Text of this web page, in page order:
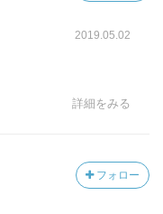
2019.05.02
詳細をみる
フォロー